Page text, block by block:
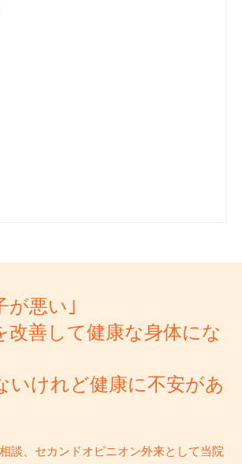
が悪い｣
改善して健康な身体にな
いけれど健康に不安があ
談、セカンドオピニオン外来として当院